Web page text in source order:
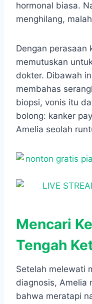
hormonal biasa.
menghilang,
Dengan perasaan
memutuskan
dokter. Dibawah
membahas
biopsi, vonis itu
bolong: kanker
Amelia seolah
Mencari
Tengah
Setelah melewati
diagnosis, Amelia
bahwa meratapi